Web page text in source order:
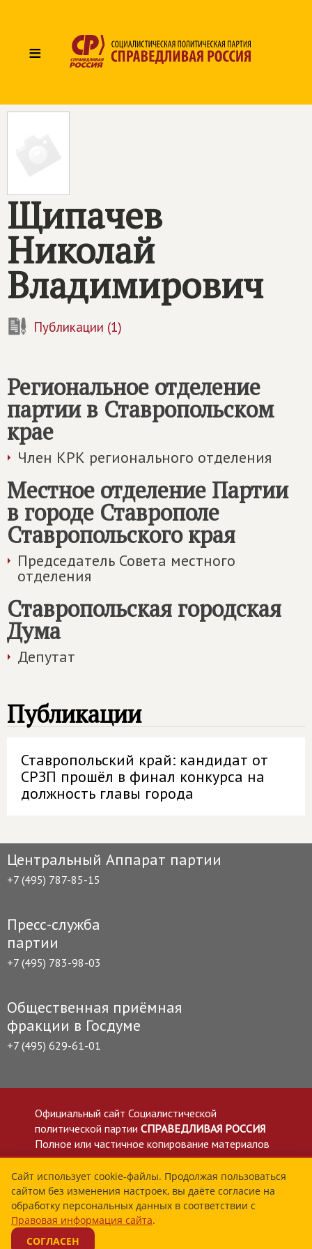
≡
Щипачев
Николай
Владимирович
Публикации (1)
Региональное отделение
партии в Ставропольском
крае
Член КРК регионального отделения
Местное отделение Партии
в городе Ставрополе
Ставропольского края
Председатель Совета местного
отделения
Ставропольская городская
Дума
Депутат
Публикации
Ставропольский край: кандидат от
СРЗП прошёл в финал конкурса на
должность главы города
Центральный Аппарат партии
+7 (495) 787-85-15
Пресс-служба
партии
+7 (495) 783-98-03
Общественная приёмная
фракции в Госдуме
+7 (495) 629-61-01
Официальный сайт Социалистической
политической партии СПРАВЕДЛИВАЯ РОССИЯ
Полное или частичное копирование материалов
приветствуется со ссылкой на сайт spravedlivo.ru
Политика в отношении обработки персональных
данных
Все материалы сайта spravedlivo.ru доступны по
лицензии Creative Commons Attribution 4.0 International
Сайт использует cookie-файлы. Продолжая пользоваться
сайтом без изменения настроек, вы даёте согласие на
обработку персональных данных в соответствии с
Правовая информация сайта.
СОГЛАСЕН